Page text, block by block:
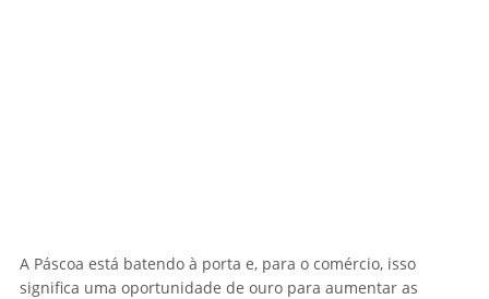
A Páscoa está batendo à porta e, para o comércio, isso
significa uma oportunidade de ouro para aumentar as